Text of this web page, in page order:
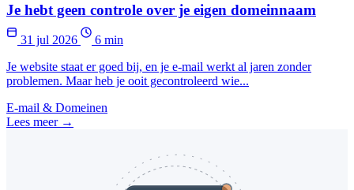
Je hebt geen controle over je eigen domeinnaam
31 jul 2026
6 min
Je website staat er goed bij, en je e-mail werkt al jaren zonder
problemen. Maar heb je ooit gecontroleerd wie...
E-mail & Domeinen
Lees meer →